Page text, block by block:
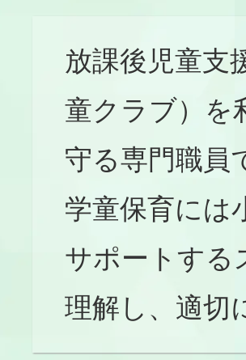
放課後児童支
童クラブ）を
守る専門職員
学童保育には
サポートする
理解し、適切